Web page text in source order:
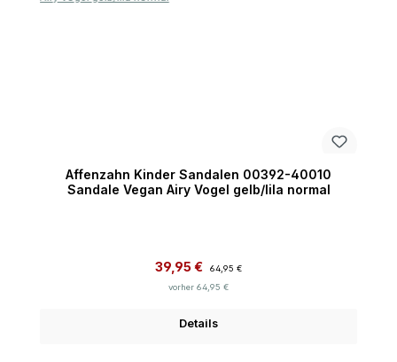
Affenzahn Kinder Sandalen 00392-40010
Sandale Vegan Airy Vogel gelb/lila normal
Verkaufspreis:
39,95 €
64,95 €
vorher 64,95 €
Details